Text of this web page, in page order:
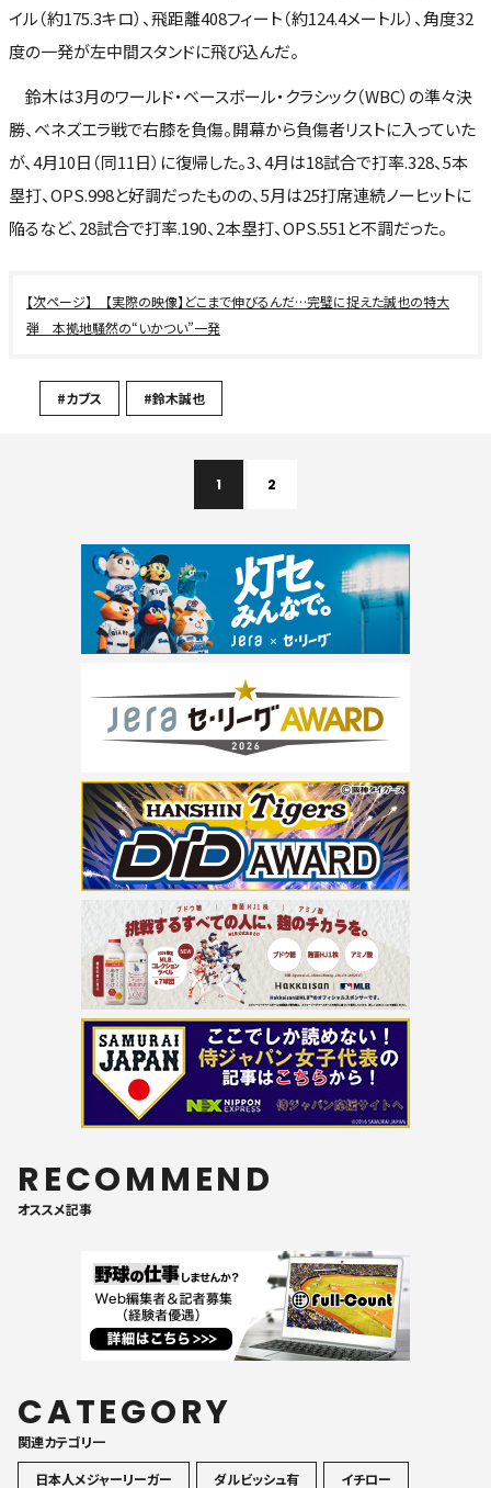
イル（約175.3キロ）、飛距離408フィート（約124.4メートル）、角度32
度の一発が左中間スタンドに飛び込んだ。
鈴木は3月のワールド・ベースボール・クラシック（WBC）の準々決
勝、ベネズエラ戦で右膝を負傷。開幕から負傷者リストに入っていた
が、4月10日（同11日）に復帰した。3、4月は18試合で打率.328、5本
塁打、OPS.998と好調だったものの、5月は25打席連続ノーヒットに
陥るなど、28試合で打率.190、2本塁打、OPS.551と不調だった。
【実際の映像】どこまで伸びるんだ…完璧に捉えた誠也の特大
弾 本拠地騒然の“いかつい”一発
#カブス #鈴木誠也
1 2
RECOMMEND
オススメ記事
CATEGORY
関連カテゴリ一
日本人メジャーリーガー
ダルビッシュ有 イチロー